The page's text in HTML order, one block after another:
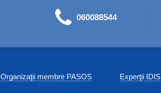
060088544
Organizaţii membre PASOS Experţii IDIS